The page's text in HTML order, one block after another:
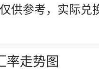
供参考，实际
率走势图